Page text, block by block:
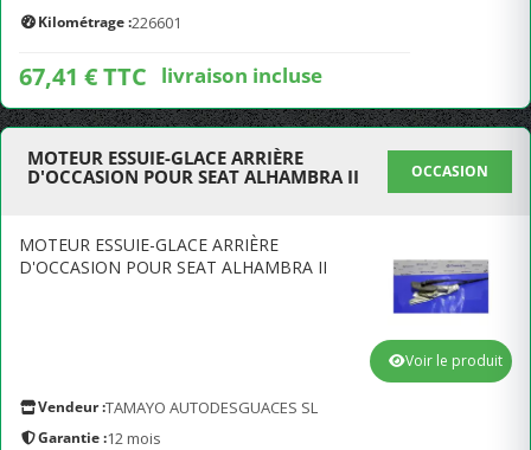
Kilométrage :226601
67,41 € TTC livraison incluse
MOTEUR ESSUIE-GLACE ARRIÈRE
D'OCCASION POUR SEAT ALHAMBRA II
OCCASION
MOTEUR ESSUIE-GLACE ARRIÈRE
D'OCCASION POUR SEAT ALHAMBRA II
Vendeur :TAMAYO AUTODESGUACES SL
Garantie :12 mois
Voir le produit